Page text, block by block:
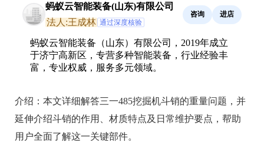
蚂蚁云智能装备(山东)有限公司
法人:王成林 通过深度核验
咨询 进店
蚂蚁云智能装备（山东）有限公司，2019年成立
于济宁高新区，专营多种智能装备，行业经验丰
富，专业权威，服务多元领域。
介绍： 本文详细解答三一485挖掘机斗销的重量问题，并
延伸介绍斗销的作用、材质特点及日常维护要点，帮助
用户全面了解这一关键部件。